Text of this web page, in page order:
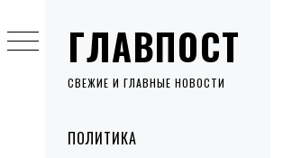
ГЛАВПОСТ
СВЕЖИЕ И ГЛАВНЫЕ НОВОСТИ
MenuПОЛИТИКА
to
content